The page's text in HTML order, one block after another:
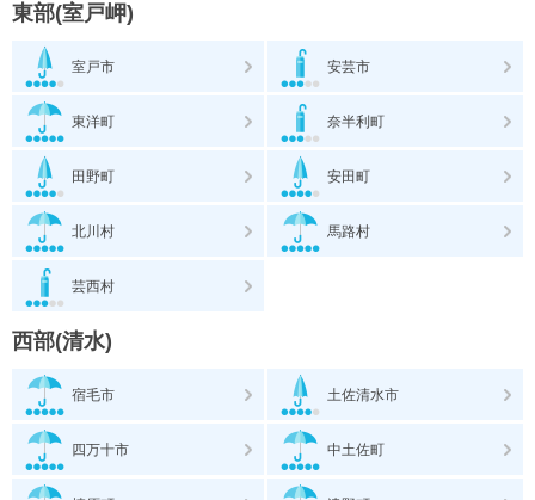
東部(室戸岬)
室戸市 安芸市
東洋町 奈半利町
田野町 安田町
北川村 馬路村
芸西村
西部(清水)
宿毛市 土佐清水市
四万十市 中土佐町